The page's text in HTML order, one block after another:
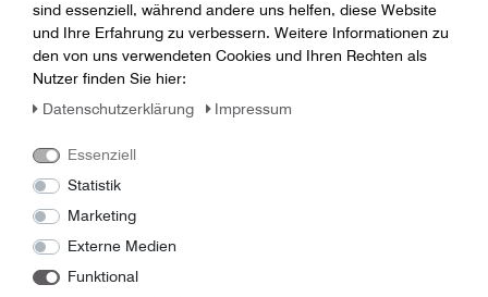
Wir sind für dich da!
sind essenziell, während andere uns helfen, diese Website
und Ihre Erfahrung zu verbessern. Weitere Informationen zu
den von uns verwendeten Cookies und Ihren Rechten als
Nutzer finden Sie hier:
Daten­schutz­erklärung
Impressum
Essenziell
Statistik
Marketing
Externe Medien
Funktional